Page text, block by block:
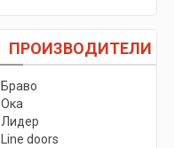
ПРОИЗВОДИТЕЛИ
Браво
Ока
Лидер
Line doors